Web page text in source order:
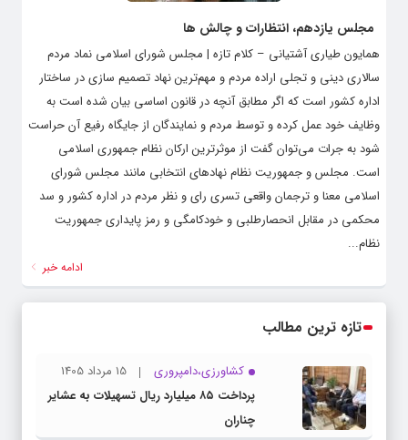
مجلس یازدهم، انتظارات و چالش ها
همایون طیاری آشتیانی – کلام تازه | مجلس شورای اسلامی نماد مردم
سالاری دینی و تجلی اراده مردم و مهم‌ترین نهاد تصمیم سازی در ساختار
اداره کشور است که اگر مطابق آنچه در قانون اساسی بیان شده است به
وظایف خود عمل کرده و توسط مردم و نمایندگان از جایگاه رفیع آن حراست
شود به جرات می‌توان گفت از موثرترین ارکان نظام جمهوری اسلامی
است. مجلس و جمهوریت نظام نهادهای انتخابی مانند مجلس شورای
اسلامی معنا و ترجمان واقعی تسری رای و نظر مردم در اداره کشور و سد
محکمی در مقابل انحصارطلبی و خودکامگی و رمز پایداری جمهوریت
نظام...
ادامه خبر
تازه ترین مطالب
کشاورزی،دامپروری
15 مرداد 1405
پرداخت ۸۵ میلیارد ریال تسهیلات به عشایر
چناران